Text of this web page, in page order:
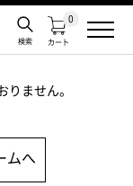
カート
0
検索
りません。
ムへ